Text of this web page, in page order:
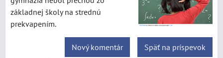
základnej školy na strednú
prekvapením.
Späť na príspevok
Nový komentár